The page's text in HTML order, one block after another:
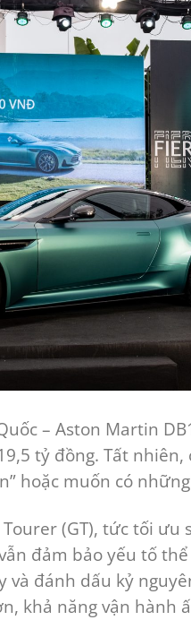
– Aston Martin
tỷ đồng. Tất
hoặc muốn có
(GT), tức tối ưu
đảm bảo yếu tố
và đánh dấu kỷ
khả năng vận hành